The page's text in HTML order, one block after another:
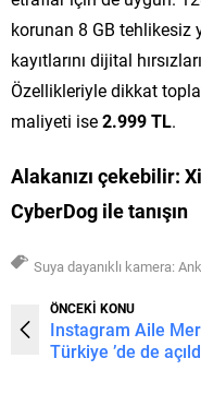
korunan 8 GB tehlikesiz
kayıtlarını dijital
Özellikleriyle dikkat
maliyeti ise2.999 TL.
Alakanızı çekebilir:
CyberDog ile tanışın
Suya dayanıklı kamera:
ÖNCEKİ KONU
Instagram Aile
Türkiye ’de de